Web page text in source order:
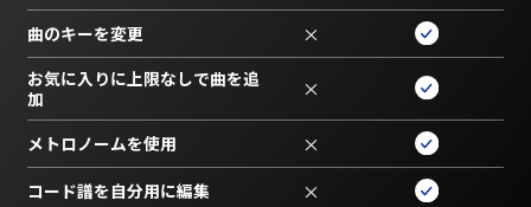
曲のキーを変更 ×
お気に入りに上限なしで曲を追
加
×
メトロノームを使用 ×
コード譜を自分用に編集 ×